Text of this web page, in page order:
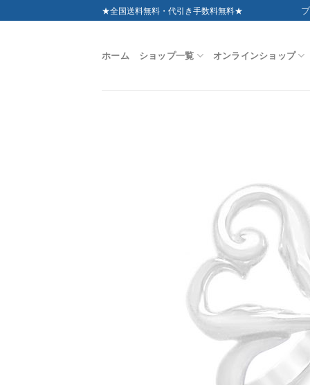
to
★全国送料無料・代引き手数料無料★
ホーム ショップ一覧 オンラインショップ